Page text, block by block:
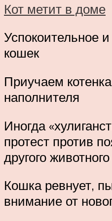
Кот метит в доме
Успокоительное
кошек
Приучаем
наполнителя
Иногда
протест против
другого животного
Кошка ревнует,
внимание от